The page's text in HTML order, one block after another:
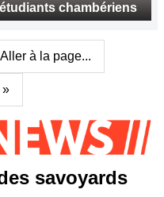
étudiants chambériens
Aller à la page...
»
savoyards